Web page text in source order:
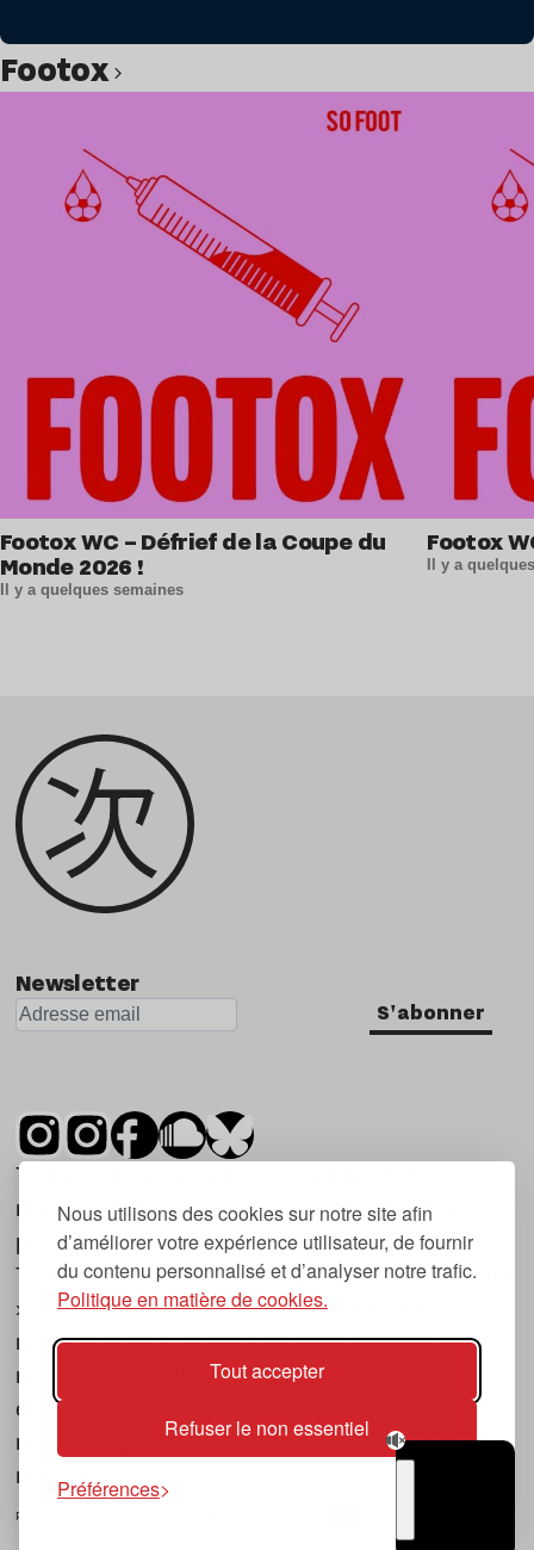
Nous utilisons des cookies sur notre site afin
d’améliorer votre expérience utilisateur, de fournir
du contenu personnalisé et d’analyser notre trafic.
Politique en matière de cookies.
Tout accepter
Refuser le non essentiel
Préférences
Footox
Footox WC – Défrief de la Coupe du
Monde 2026 !
Il y a quelques semaines
Footox
Il y a
Lire l’article
Newsletter
S'abonner
Tsugi est un mensuel indépendant sur la
musique et les nouvelles tendances, dont la
première parution date de 2007.
Tsugi en japonais signifie « prochain », « suivant
», ce qui correspond à la thématique du
magazine, à l’affût des nouvelles tendances
musicales, qu’elles viennent de la musique
électronique, du rock ou du hip hop, et des
nouveaux phénomènes de société liés à la
musique.
POLITIQUE DE COOKIES (UE)